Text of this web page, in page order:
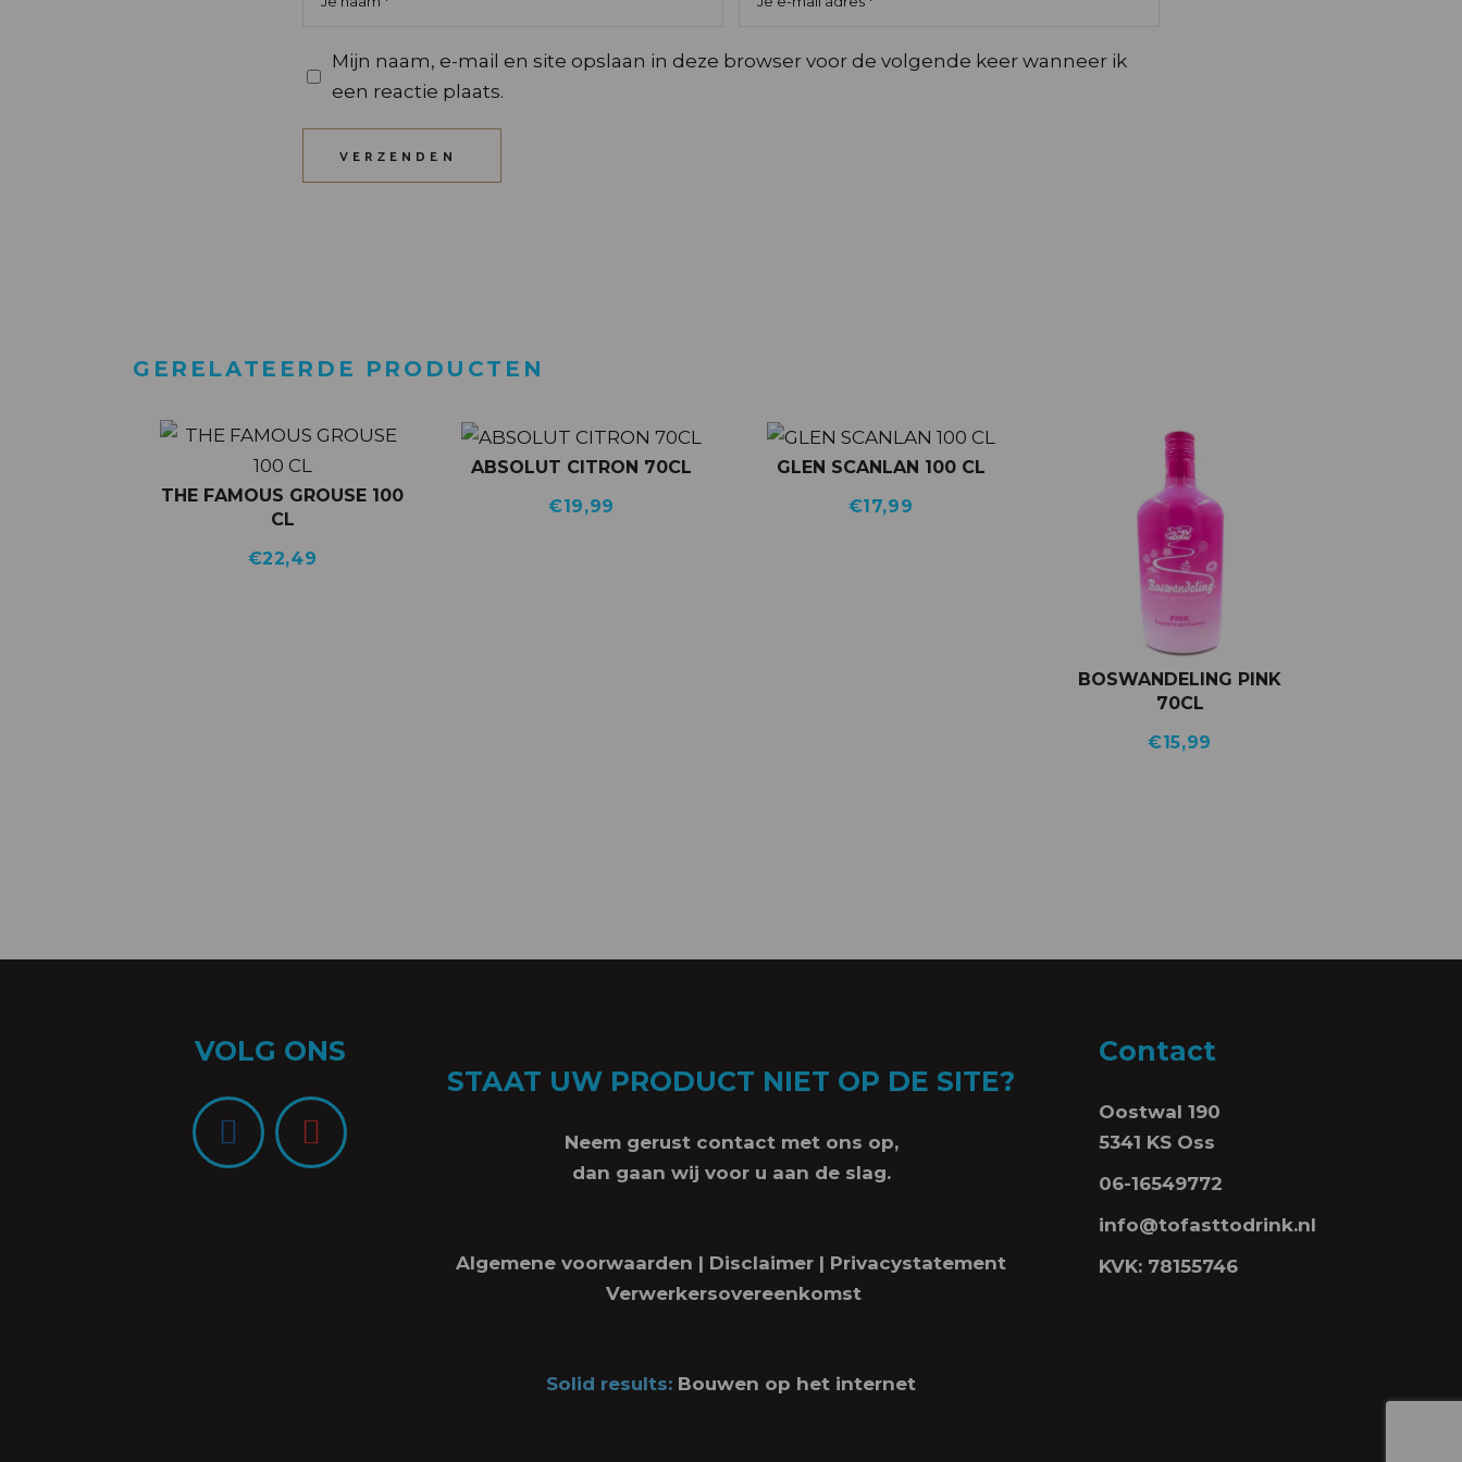
Mijn naam, e-mail en site opslaan in deze browser voor de volgende keer wanneer ik
een reactie plaats.
VERZENDEN
GERELATEERDE PRODUCTEN
THE FAMOUS GROUSE 100
CL
€22,49
ABSOLUT CITRON 70CL
€19,99
GLEN SCANLAN 100 CL
€17,99
BOSWANDELING PINK
70CL
€15,99
VOLG ONS
STAAT UW PRODUCT NIET OP DE SITE?
Neem gerust contact met ons op,
dan gaan wij voor u aan de slag.
Algemene voorwaarden | Disclaimer | Privacystatement
Verwerkersovereenkomst
Solid results: Bouwen op het internet
Contact
Oostwal 190
5341 KS Oss
06-16549772
info@tofasttodrink.nl
KVK: 78155746